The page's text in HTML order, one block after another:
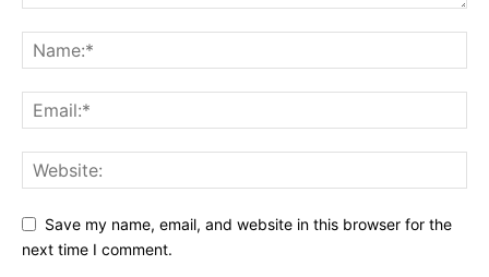
Save my name, email, and website in this browser for the
next time I comment.